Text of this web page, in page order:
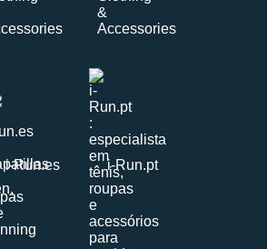
i-Run.es i-Run.pt